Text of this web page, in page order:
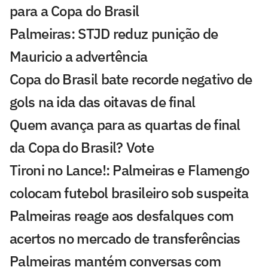
para a Copa do Brasil
Palmeiras: STJD reduz punição de
Mauricio a advertência
Copa do Brasil bate recorde negativo de
gols na ida das oitavas de final
Quem avança para as quartas de final
da Copa do Brasil? Vote
Tironi no Lance!: Palmeiras e Flamengo
colocam futebol brasileiro sob suspeita
Palmeiras reage aos desfalques com
acertos no mercado de transferências
Palmeiras mantém conversas com